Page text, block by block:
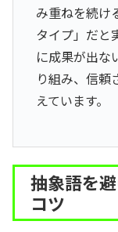
み重ねを続け
タイプ」だと
に成果が出な
り組み、信頼
えています。
抽象語を
コツ